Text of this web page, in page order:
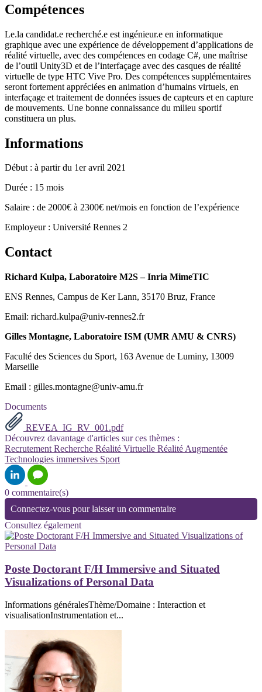
Compétences
Le.la candidat.e recherché.e est ingénieur.e en informatique
graphique avec une expérience de développement d’applications de
réalité virtuelle, avec des compétences en codage C#, une maîtrise
de l’outil Unity3D et de l’interfaçage avec des casques de réalité
virtuelle de type HTC Vive Pro. Des compétences supplémentaires
seront fortement appréciées en animation d’humains virtuels, en
interfaçage et traitement de données issues de capteurs et en capture
de mouvements. Une bonne connaissance du milieu sportif
constituera un plus.
Informations
Début : à partir du 1er avril 2021
Durée : 15 mois
Salaire : de 2000€ à 2300€ net/mois en fonction de l’expérience
Employeur : Université Rennes 2
Contact
Richard Kulpa, Laboratoire M2S – Inria MimeTIC
ENS Rennes, Campus de Ker Lann, 35170 Bruz, France
Email: richard.kulpa@univ-rennes2.fr
Gilles Montagne, Laboratoire ISM (UMR AMU & CNRS)
Faculté des Sciences du Sport, 163 Avenue de Luminy, 13009
Marseille
Email : gilles.montagne@univ-amu.fr
Documents
REVEA_IG_RV_001.pdf
Découvrez davantage d'articles sur ces thèmes :
Recrutement Recherche Réalité Virtuelle Réalité Augmentée
Technologies immersives Sport
0 commentaire(s)
Connectez-vous pour laisser un commentaire
Consultez également
Poste Doctorant F/H Immersive and Situated
Visualizations of Personal Data
Informations généralesThème/Domaine : Interaction et
visualisationInstrumentation et...